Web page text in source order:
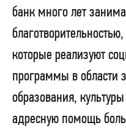
банк много лет
которые реализуют
программы в области
образования,
адресную помощь